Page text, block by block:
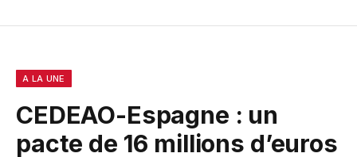
A LA UNE
CEDEAO-Espagne : un
pacte de 16 millions d’euros